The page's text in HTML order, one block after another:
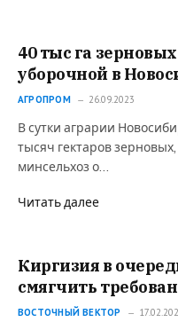
40 тыс га
уборочной в
АГРОПРОМ 26.09.2023
В сутки аграрии
тысяч гектаров
минсельхоз о…
Читать далее
Киргизия в
смягчить
ВОСТОЧНЫЙ ВЕКТОР